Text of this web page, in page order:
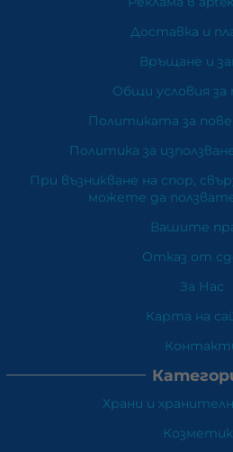
Доставка и
Връщане и
Общи условия за
Политиката за
Политика за
При възникване на спор,
можете да
Вашите
Отказ от
За Нас
Карта на
Храни и